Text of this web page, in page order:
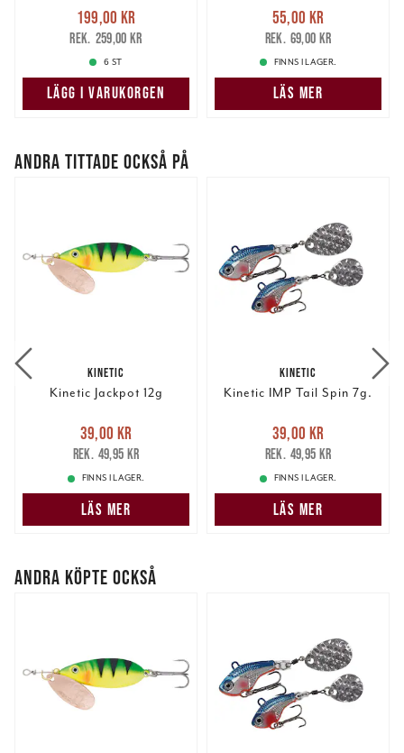
Dessa kan i sin tur kombinera informationen med annan
information som du har tillhandahållit eller som de har
Nuvarande pris
199,00 krTidigare pris
259,00 kr
199,00 kr
259,00 kr
6 ST
LÄGG I VARUKORGEN
Nuvarande pris
55,00 krTidigare pris
69,00 kr
55,00 kr
69,00 kr
FINNS I LAGER.
LÄS MER
ANDRA TITTADE OCKSÅ PÅ
KINETIC
Kinetic Jackpot 12g
Nuvarande pris
39,00 krTidigare pris
49,95 kr
39,00 kr
49,95 kr
FINNS I LAGER.
LÄS MER
KINETIC
Kinetic IMP Tail Spin 7g.
Nuvarande pris
39,00 krTidigare pris
49,95 kr
39,00 kr
49,95 kr
FINNS I LAGER.
LÄS MER
ANDRA KÖPTE OCKSÅ